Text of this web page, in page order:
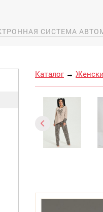
СИСТЕМА
Каталог →